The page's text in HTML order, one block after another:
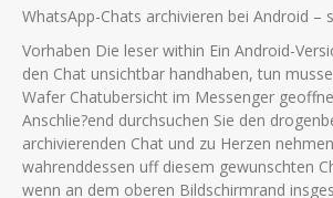
WhatsApp-Chats archivieren bei Android –
Vorhaben Die leser within Ein Android-
den Chat unsichtbar handhaben, tun
Wafer Chatubersicht im Messenger
Anschlie?end durchsuchen Sie den
archivierenden Chat und zu Herzen
wahrenddessen uff diesem gewunschten
wenn an dem oberen Bildschirmrand